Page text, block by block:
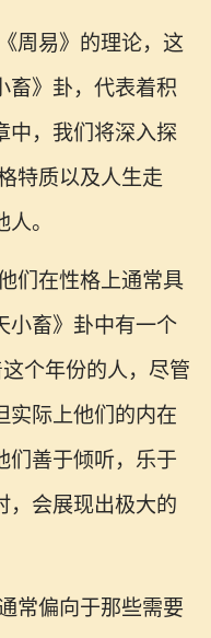
周易》的理论，这
畜》卦，代表着积
中，我们将深入探
特质以及人生走
。
们在性格上通常具
小畜》卦中有一个
个年份的人，尽管
实际上他们的内在
们善于倾听，乐于
，会展现出极大的
常偏向于那些需要